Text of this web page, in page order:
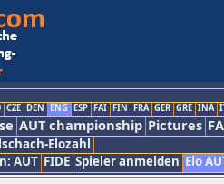
CZE DEN ENG ESP FAI FIN FRA GER GRE INA
AUT championship Pictures
Elozahl
AUT FIDE Spieler anmelden Elo